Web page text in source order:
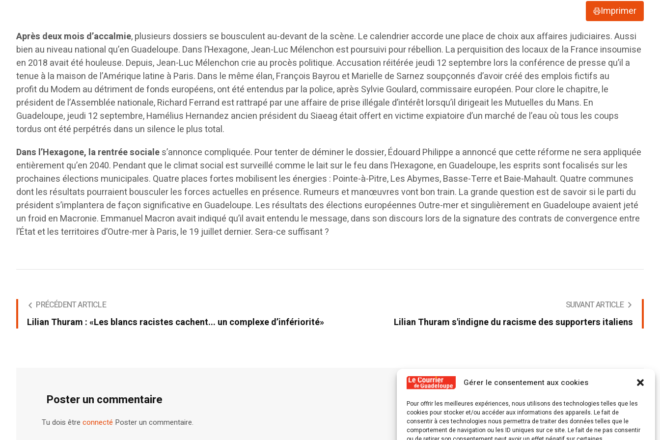
Gérer le consentement aux cookies
Pour offrir les meilleures expériences, nous utilisons des technologies telles que les
cookies pour stocker et/ou accéder aux informations des appareils. Le fait de
consentir à ces technologies nous permettra de traiter des données telles que le
comportement de navigation ou les ID uniques sur ce site. Le fait de ne pas consentir
Imprimer
Après deux mois d’accalmie, plusieurs dossiers se bousculent au-devant de la scène. Le calendrier accorde une place de choix aux affaires judiciaires. Aussi
bien au niveau national qu’en Guadeloupe. Dans l’Hexagone, Jean-Luc Mélenchon est poursuivi pour rébellion. La perquisition des locaux de la France insoumise
en 2018 avait été houleuse. Depuis, Jean-Luc Mélenchon crie au procès politique. Accusation réitérée jeudi 12 septembre lors la conférence de presse qu’il a
tenue à la maison de l’Amérique latine à Paris. Dans le même élan, François Bayrou et Marielle de Sarnez soupçonnés d’avoir créé des emplois fictifs au
profit du Modem au détriment de fonds européens, ont été entendus par la police, après Sylvie Goulard, commissaire européen. Pour clore le chapitre, le
président de l’Assemblée nationale, Richard Ferrand est rattrapé par une affaire de prise illégale d’intérêt lorsqu’il dirigeait les Mutuelles du Mans. En
Guadeloupe, jeudi 12 septembre, Hamélius Hernandez ancien président du Siaeag était offert en victime expiatoire d’un marché de l’eau où tous les coups
tordus ont été perpétrés dans un silence le plus total.
Dans l’Hexagone, la rentrée sociales’annonce compliquée. Pour tenter de déminer le dossier, Édouard Philippe a annoncé que cette réforme ne sera appliquée
entièrement qu’en 2040. Pendant que le climat social est surveillé comme le lait sur le feu dans l’Hexagone, en Guadeloupe, les esprits sont focalisés sur les
prochaines élections municipales. Quatre places fortes mobilisent les énergies : Pointe-à-Pitre, Les Abymes, Basse-Terre et Baie-Mahault. Quatre communes
dont les résultats pourraient bousculer les forces actuelles en présence. Rumeurs et manœuvres vont bon train. La grande question est de savoir si le parti du
président s’implantera de façon significative en Guadeloupe. Les résultats des élections européennes Outre-mer et singulièrement en Guadeloupe avaient jeté
un froid en Macronie. Emmanuel Macron avait indiqué qu’il avait entendu le message, dans son discours lors de la signature des contrats de convergence entre
l’État et les territoires d’Outre-mer à Paris, le 19 juillet dernier. Sera-ce suffisant ?
PRÉCÉDENT ARTICLE
Lilian Thuram : «Les blancs racistes cachent... un complexe d’infériorité»
SUIVANT ARTICLE
Lilian Thuram s'indigne du racisme des supporters italiens
Poster un commentaire
Tu dois être connecté Poster un commentaire.